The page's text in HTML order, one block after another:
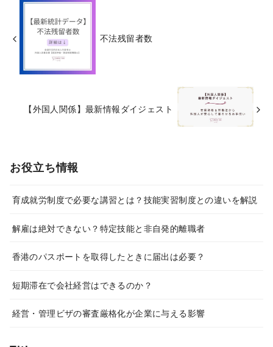
不法残留者数
【外国人関係】最新情報ダイジェスト
お役立ち情報
育成就労制度で必要な講習とは？技能実習制度との違いを解説
解雇は絶対できない？特定技能と非自発的離職者
香港のパスポートを取得したときに届出は必要？
短期滞在で会社経営はできるのか？
経営・管理ビザの審査厳格化が企業に与える影響